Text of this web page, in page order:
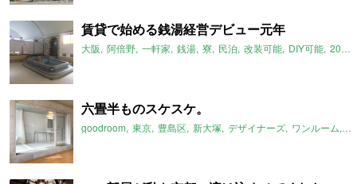
賃貸で始める銭湯経営デビュー元年
大阪 阿倍野 一軒家 銭湯 寮 民泊 改装可能 DIY可能 2019年12月のおすすめ
六畳半ものスケスケ。
goodroom 東京 豊島区 新大塚 デザイナーズ ワンルーム